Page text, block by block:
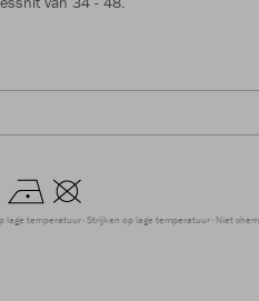
lage temperatuur Strijken op lage temperatuur Niet